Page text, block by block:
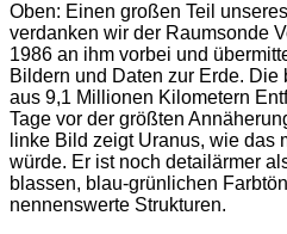
Oben: Einen großen Teil
verdanken wir der Raumsonde
1986 an ihm vorbei und
Bildern und Daten zur Erde.
aus 9,1 Millionen Kilometern
Tage vor der größten
linke Bild zeigt Uranus, wie das
würde. Er ist noch detailärmer
blassen, blau-grünlichen
nennenswerte Strukturen.